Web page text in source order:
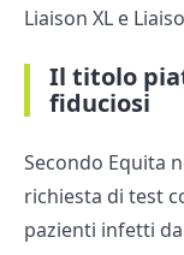
Liaison XL e
Il titolo
fiduciosi
Secondo Equita
richiesta di test
pazienti infetti